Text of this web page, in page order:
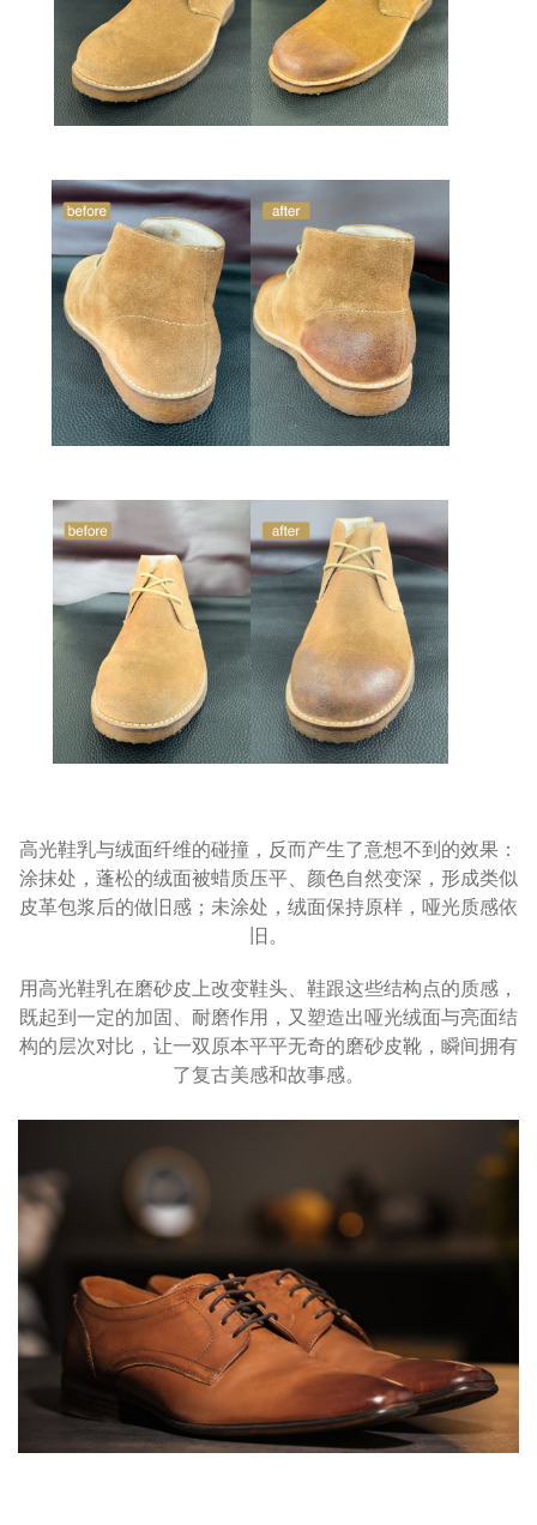
高光鞋乳与绒面纤维的碰撞，反而产生了意想不到的效果：
涂抹处，蓬松的绒面被蜡质压平、颜色自然变深，形成类似
皮革包浆后的做旧感；未涂处，绒面保持原样，哑光质感依
旧。
用高光鞋乳在磨砂皮上改变鞋头、鞋跟这些结构点的质感，
既起到一定的加固、耐磨作用，又塑造出哑光绒面与亮面结
构的层次对比，让一双原本平平无奇的磨砂皮靴，瞬间拥有
了复古美感和故事感。